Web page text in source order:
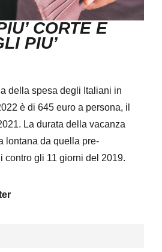
CORTE E
PIU’
della spesa degli Italiani in
è di 645 euro a persona, il
La durata della vacanza
lontana da quella pre-
contro gli 11 giorni del 2019.